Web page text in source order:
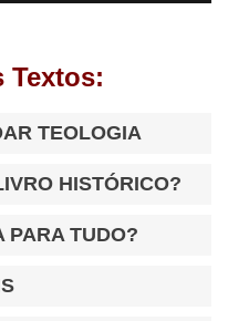
Textos:
TEOLOGIA
HISTÓRICO?
PARA TUDO?